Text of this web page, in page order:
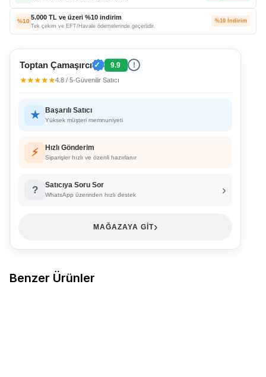
%10
5.000 TL ve üzeri %10 indirim
Tek çekim ve EFT/Havale ödemelerinde geçerlidir.
%10 İndirim
Toptan Çamaşırcı ✓ 9.9 !
★★★★★4.8 / 5•Güvenilir Satıcı
★ Başarılı Satıcı
Yüksek müşteri memnuniyeti
⚡ Hızlı Gönderim
Siparişler hızlı ve özenli hazırlanır
? Satıcıya Soru Sor
WhatsApp üzerinden hızlı destek ›
MAĞAZAYA GİT›
Benzer Ürünler